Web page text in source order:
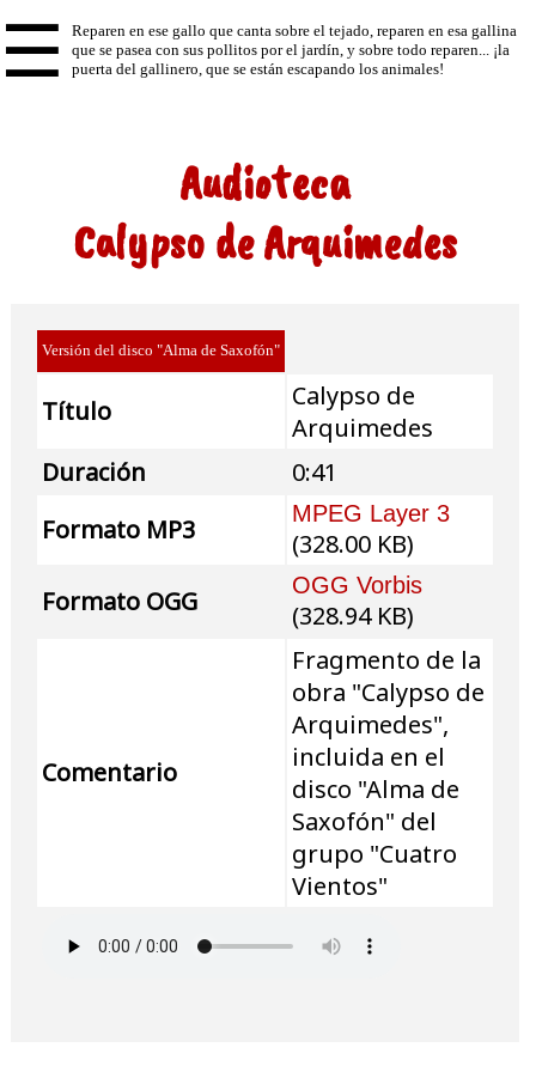
☰
Audioteca
Calypso de Arquimedes
Versión del disco "Alma de Saxofón"
Título
Calypso de
Arquimedes
Duración
0:41
Formato MP3
MPEG Layer 3
(328.00 KB)
Formato OGG
OGG Vorbis
(328.94 KB)
Comentario
Fragmento de la
obra "Calypso de
Arquimedes",
incluida en el
disco "Alma de
Saxofón" del
grupo "Cuatro
Vientos"